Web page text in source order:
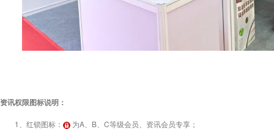
资讯权限图标说明：
1、红锁图标： 为A、B、C等级会员、资讯会员专享；